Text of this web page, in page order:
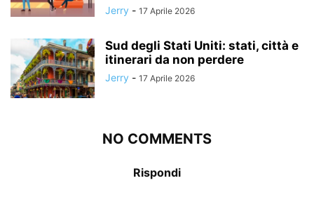
Jerry - 17 Aprile 2026
Sud degli Stati Uniti: stati, città e
itinerari da non perdere
Jerry - 17 Aprile 2026
NO COMMENTS
Rispondi